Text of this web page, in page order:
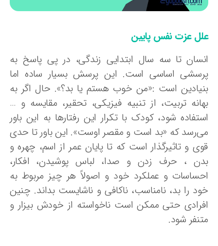
عزت نفس پایین
تا سه سال ابتدایی زندگی، در پی پاسخ به
اساسی است. این پرسش بسیار ساده اما
است :«من خوب هستم یا بد؟». حال اگر به
تربیت، از تنبیه فیزیکی، تحقیر، مقایسه و …
شود، کودک با تکرار این رفتارها به این باور
که «بد است و مقصر اوست». این باور تا حدی
و تاثیرگذار است که تا پایان عمر از اسم، چهره و
، حرف زدن و صدا، لباس پوشیدن، افکار،
و عملکرد خود و اصولاً هر چیز مربوط به
را بد، نامناسب، ناکافی و ناشایست بداند. چنین
حتی ممکن است ناخواسته از خودش بیزار و
شود.